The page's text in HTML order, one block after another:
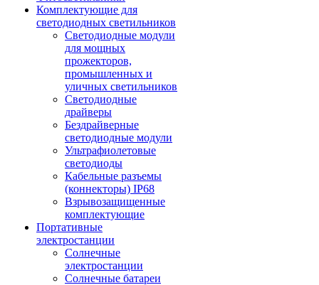
Комплектующие для
светодиодных светильников
Светодиодные модули
для мощных
прожекторов,
промышленных и
уличных светильников
Светодиодные
драйверы
Бездрайверные
светодиодные модули
Ультрафиолетовые
светодиоды
Кабельные разъемы
(коннекторы) IP68
Взрывозащищенные
комплектующие
Портативные
электростанции
Солнечные
электростанции
Солнечные батареи